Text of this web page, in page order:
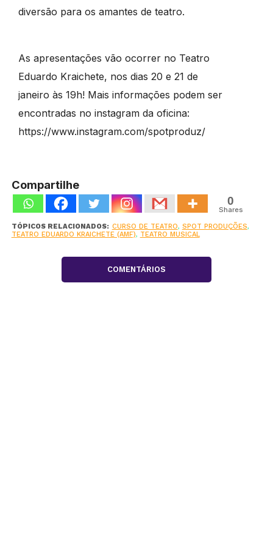
diversão para os amantes de teatro.
As apresentações vão ocorrer no Teatro
Eduardo Kraichete, nos dias 20 e 21 de
janeiro às 19h! Mais informações podem ser
encontradas no instagram da oficina:
https://www.instagram.com/spotproduz/
Compartilhe
0
Shares
TÓPICOS RELACIONADOS: CURSO DE TEATRO, SPOT PRODUÇÕES,
TEATRO EDUARDO KRAICHETE (AMF), TEATRO MUSICAL
COMENTÁRIOS